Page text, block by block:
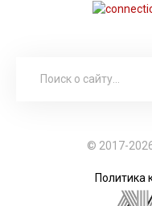
© 2017-
Политика